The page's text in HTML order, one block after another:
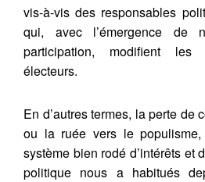
vis-à-vis des responsables
qui, avec l’émergence de
participation, modifient les
électeurs.
En d’autres termes, la perte de
ou la ruée vers le populisme,
système bien rodé d’intérêts et
politique nous a habitués
https://doi.org/10.34745/
Copier dans votre
Récupération de l'adresse